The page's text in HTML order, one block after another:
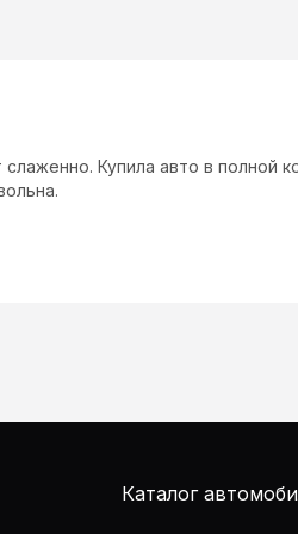
Купила авто в полной
Каталог